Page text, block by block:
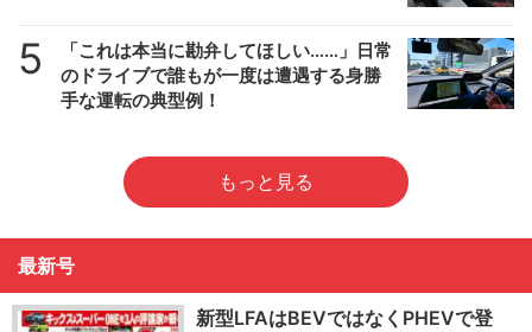
5
「これは本当に勘弁してほしい……」日常
のドライブで誰もが一度は遭遇する身勝
手な運転の典型例！
もっと見る
最新号
新型LFAはBEVではなくPHEVで登